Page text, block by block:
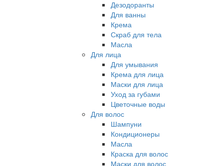
Дезодоранты
Для ванны
Крема
Скраб для тела
Масла
Для лица
Для умывания
Крема для лица
Маски для лица
Уход за губами
Цветочные воды
Для волос
Шампуни
Кондиционеры
Масла
Краска для волос
Маски для волос